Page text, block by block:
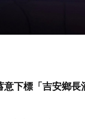
意下標「吉安鄉長